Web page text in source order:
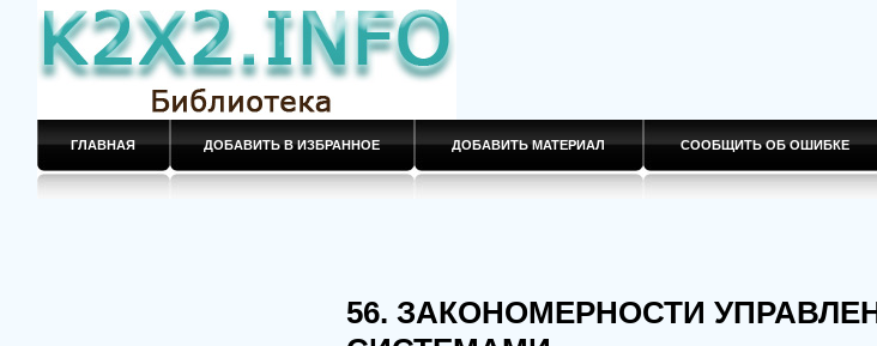
ГЛАВНАЯ ДОБАВИТЬ В ИЗБРАННОЕ ДОБАВИТЬ МАТЕРИАЛ СООБЩИТЬ ОБ ОШИБКЕ
56. ЗАКОНОМЕРНОСТИ